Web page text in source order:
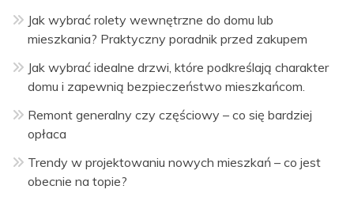
Jak wybrać rolety wewnętrzne do domu lub
mieszkania? Praktyczny poradnik przed zakupem
Jak wybrać idealne drzwi, które podkreślają charakter
domu i zapewnią bezpieczeństwo mieszkańcom.
Remont generalny czy częściowy – co się bardziej
opłaca
Trendy w projektowaniu nowych mieszkań – co jest
obecnie na topie?